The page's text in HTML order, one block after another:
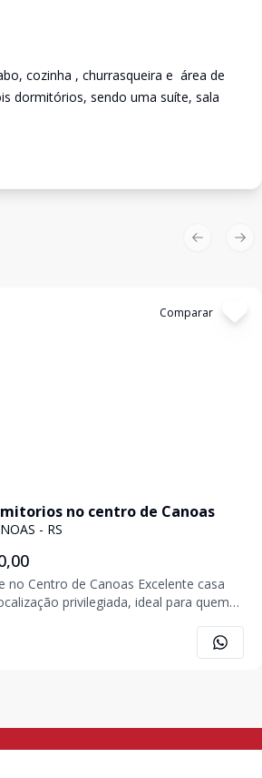
cozinha , churrasqueira e área de
dormitórios, sendo uma suíte, sala
Comparar
no centro de Canoas
- RS
de Canoas Excelente casa
privilegiada, ideal para quem
imóvel: 2
Previous